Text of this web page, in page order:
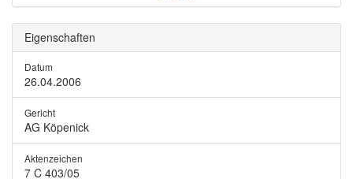
Eigenschaften
Datum
26.04.2006
Gericht
AG Köpenick
Aktenzeichen
7 C 403/05